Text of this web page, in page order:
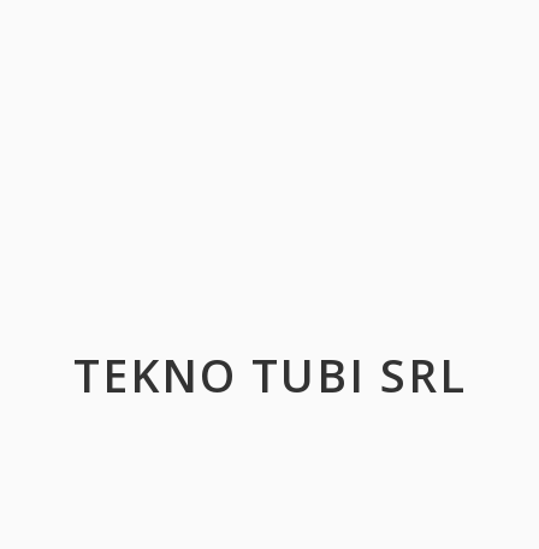
TEKNO TUBI SRL